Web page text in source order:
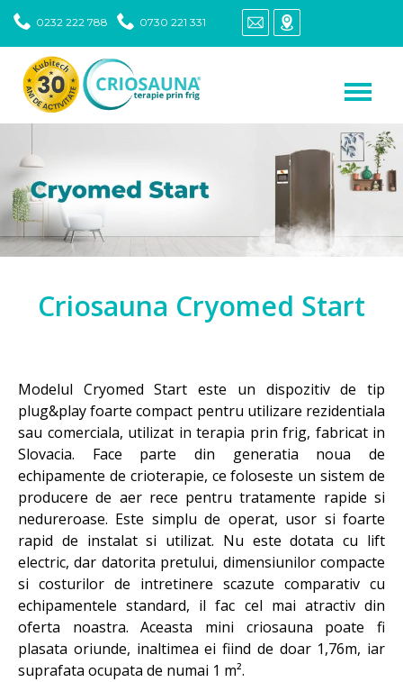
0232 222 788 0730 221 331
Criosauna Cryomed Start
Modelul Cryomed Start este un dispozitiv de tip
plug&play foarte compact pentru utilizare rezidentiala
sau comerciala, utilizat in terapia prin frig, fabricat in
Slovacia. Face parte din generatia noua de
echipamente de crioterapie, ce foloseste un sistem de
producere de aer rece pentru tratamente rapide si
nedureroase. Este simplu de operat, usor si foarte
rapid de instalat si utilizat. Nu este dotata cu lift
electric, dar datorita pretului, dimensiunilor compacte
si costurilor de intretinere scazute comparativ cu
echipamentele standard, il fac cel mai atractiv din
oferta noastra. Aceasta mini criosauna poate fi
plasata oriunde, inaltimea ei fiind de doar 1,76m, iar
suprafata ocupata de numai 1 m².